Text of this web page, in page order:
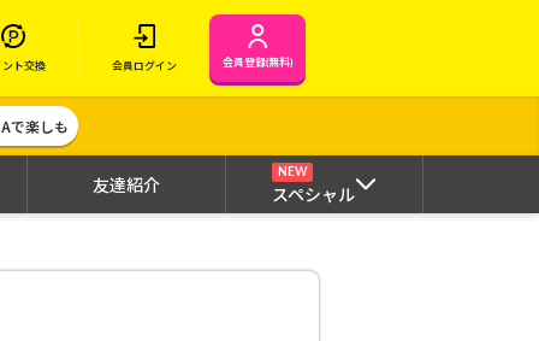
ント交換 会員ログイン 会員登録(無料)
で楽しも
友達紹介
NEW
スペシャル